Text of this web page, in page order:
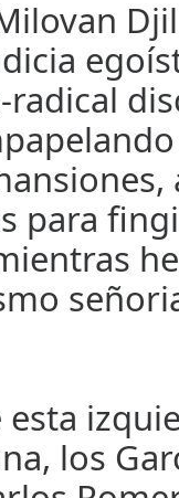
para
esta
los